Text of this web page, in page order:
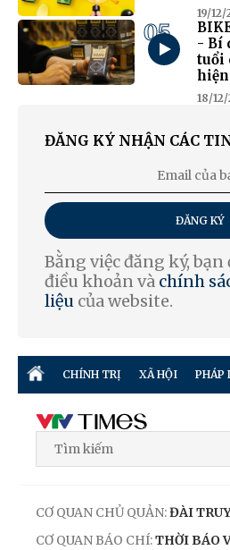
19/12/
05
- Bí
tuổi
hiện
18/
ĐĂNG KÝ NHẬN CÁC
ĐĂNG KÝ
Bằng việc đăng ký, bạn
điều khoản và chính
liệu của website.
CHÍNH TRỊ XÃ HỘI PHÁP
CƠ QUAN CHỦ QUẢN:ĐÀI
CƠ QUAN BÁO CHÍ:THỜI BÁO